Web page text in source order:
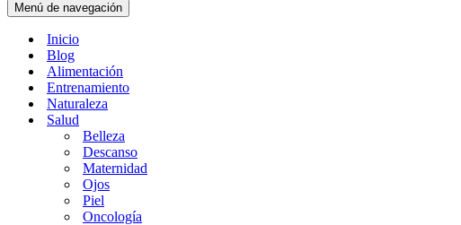
Menú de navegación
Inicio
Blog
Alimentación
Entrenamiento
Naturaleza
Salud
Belleza
Descanso
Maternidad
Ojos
Piel
Oncología